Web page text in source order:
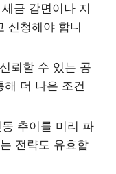
금 감면이나 지
신청해야 합니
뢰할 수 있는 공
해 더 나은 조건
추이를 미리 파
전략도 유효합